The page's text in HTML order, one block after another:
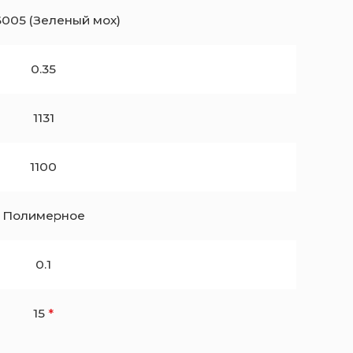
(Зеленый мох)
0.35
1131
1100
Полимерное
0.1
15 *